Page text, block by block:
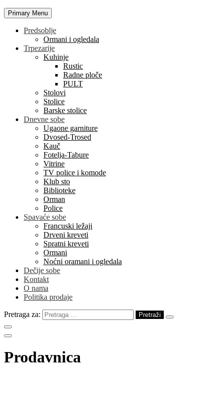
Primary Menu
Predsoblje
Ormani i ogledala
Trpezarije
Kuhinje
Rustic
Radne ploče
PULT
Stolovi
Stolice
Barske stolice
Dnevne sobe
Ugaone garniture
Dvosed-Trosed
Kauč
Fotelja-Tabure
Vitrine
TV police i komode
Klub sto
Biblioteke
Orman
Police
Spavaće sobe
Francuski ležaji
Drveni kreveti
Spratni kreveti
Ormani
Noćni oramani i ogledala
Dečije sobe
Kontakt
O nama
Politika prodaje
Pretraga za:
Prodavnica